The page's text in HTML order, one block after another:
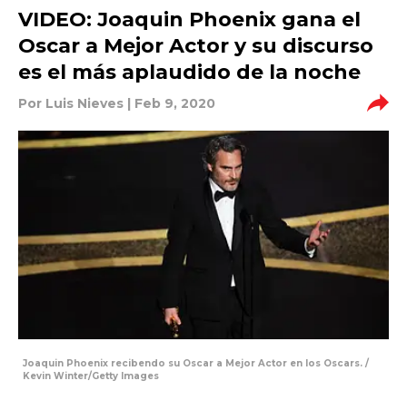
VIDEO: Joaquin Phoenix gana el
Oscar a Mejor Actor y su discurso
es el más aplaudido de la noche
Por Luis Nieves | Feb 9, 2020
Joaquin Phoenix recibendo su Oscar a Mejor Actor en los Oscars. /
Kevin Winter/Getty Images